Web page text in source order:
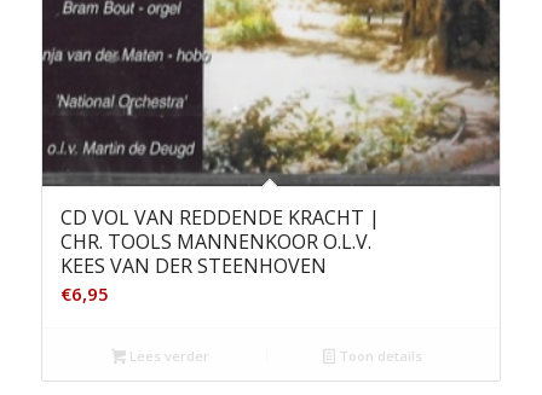
CD VOL VAN REDDENDE KRACHT |
CHR. TOOLS MANNENKOOR O.L.V.
KEES VAN DER STEENHOVEN
€6,95
Lees verder Toon details